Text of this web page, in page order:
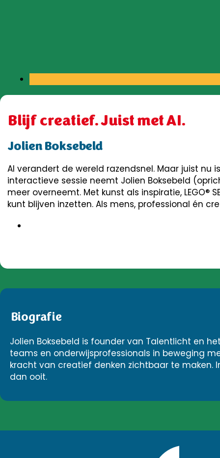
Blijf creatief. Juist met AI.
Jolien Boksebeld
AI verandert de wereld razendsnel. Maar juist nu
interactieve sessie neemt Jolien Boksebeld
meer overneemt. Met kunst als inspiratie, LEGO®
kunt blijven inzetten. Als mens, professional én
Biografie
Jolien Boksebeld is founder van Talentlicht en
teams en onderwijsprofessionals in beweging
kracht van creatief denken zichtbaar te maken.
dan ooit.